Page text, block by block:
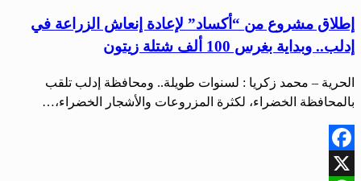
إطلاق مشروع من “أكساد” لإعادة إنعاش الزراعة في
إدلب.. وبداية بغرس 100 ألف شتلة زيتون
الحرية – محمد زكريا : لسنوات طويلة.. ومحافظة إدلب تلقب
بالمحافظة الخضراء، لكثرة المزروعات والأشجار الخضراء،…
Facebook